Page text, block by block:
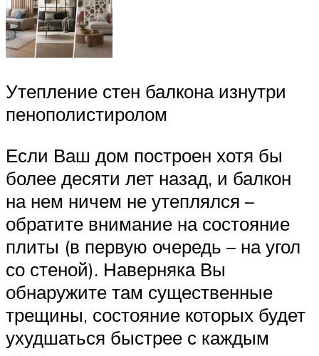
Утепление стен балкона изнутри
пенополистиролом
Если Ваш дом построен хотя бы
более десяти лет назад, и балкон
на нем ничем не утеплялся –
обратите внимание на состояние
плиты (в первую очередь – на угол
со стеной). Наверняка Вы
обнаружите там существенные
трещины, состояние которых будет
ухудшаться быстрее с каждым